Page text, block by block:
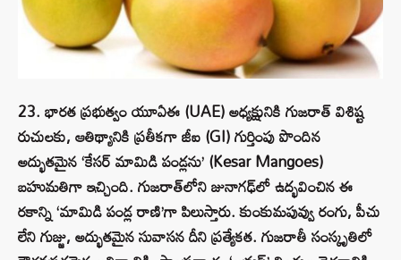
23. భారత ప్రభుత్వం యూఏఈ (UAE) అధ్యక్షునికి గుజరాత్ విశిష్ట
రుచులకు, ఆతిథ్యానికి ప్రతీకగా జీఐ (GI) గుర్తింపు పొందిన
అద్భుతమైన ‘కేసర్ మామిడి పండ్లను’ (Kesar Mangoes)
బహుమతిగా ఇచ్చింది. గుజరాత్‌లోని జునాగఢ్‌లో ఉద్భవించిన ఈ
రకాన్ని ‘మామిడి పండ్ల రాణి’గా పిలుస్తారు. కుంకుమపువ్వు రంగు, పీచు
లేని గుజ్జు, అద్భుతమైన సువాసన దీని ప్రత్యేకత. గుజరాతీ సంస్కృతిలో